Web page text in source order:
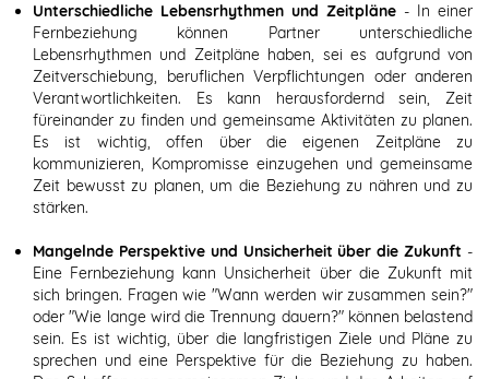
Unterschiedliche Lebensrhythmen und Zeitpläne - In einer
Fernbeziehung können Partner unterschiedliche
Lebensrhythmen und Zeitpläne haben, sei es aufgrund von
Zeitverschiebung, beruflichen Verpflichtungen oder anderen
Verantwortlichkeiten. Es kann herausfordernd sein, Zeit
füreinander zu finden und gemeinsame Aktivitäten zu planen.
Es ist wichtig, offen über die eigenen Zeitpläne zu
kommunizieren, Kompromisse einzugehen und gemeinsame
Zeit bewusst zu planen, um die Beziehung zu nähren und zu
stärken.
Mangelnde Perspektive und Unsicherheit über die Zukunft -
Eine Fernbeziehung kann Unsicherheit über die Zukunft mit
sich bringen. Fragen wie "Wann werden wir zusammen sein?"
oder "Wie lange wird die Trennung dauern?" können belastend
sein. Es ist wichtig, über die langfristigen Ziele und Pläne zu
sprechen und eine Perspektive für die Beziehung zu haben.